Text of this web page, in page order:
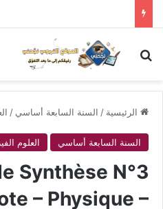
بحث عن
الرئيسية / السنة السابعة أساسي /
السنة السابعة أساسي العلوم
Synthèse N°3
– Physique –